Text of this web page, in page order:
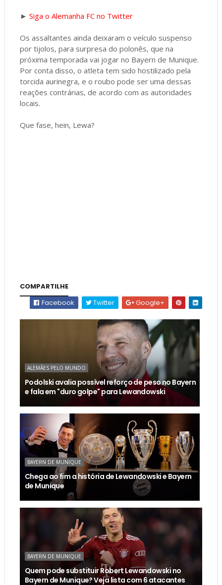
► Siga o Alemanha FC no Twitter
Os assaltantes ainda deixaram o veículo suspenso
por tijolos, para surpresa do polonês, que na
próxima temporada vai jogar no Bayern de Munique.
Por conta disso, o atleta tem sido hostilizado pela
torcida aurinegra, e o roubo pode ser uma dessas
reações contrárias, de acordo com as autoridades
locais.
Que fase, hein, Lewa?
COMPARTILHE
Facebook
Twitter Google+
ALEMÃES PELO MUNDO
Podolski avalia possível reforço de peso no Bayern
e fala em "duro golpe" para Lewandowski
BAYERN DE MUNIQUE
Chega ao fim a história de Lewandowski e Bayern
de Munique
BAYERN DE MUNIQUE
Quem pode substituir Robert Lewandowski no
Bayern de Munique? Veja lista com 6 atacantes